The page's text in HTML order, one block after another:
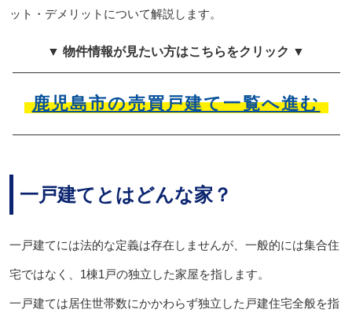
ット・デメリットについて解説します。
▼ 物件情報が見たい方はこちらをクリック ▼
鹿児島市の売買戸建て一覧へ進む
一戸建てとはどんな家？
一戸建てには法的な定義は存在しませんが、一般的には集合住
宅ではなく、1棟1戸の独立した家屋を指します。
一戸建ては居住世帯数にかかわらず独立した戸建住宅全般を指